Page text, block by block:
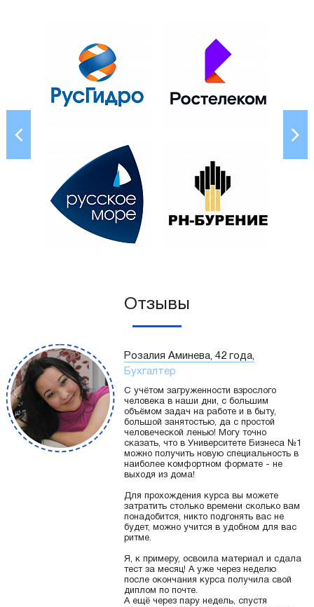
Отзывы
Розалия Аминева, 42 года,
Бухгалтер
С учётом загруженности взрослого
человека в наши дни, с большим
объёмом задач на работе и в быту,
большой занятостью, да с простой
человеческой ленью! Могу точно
сказать, что в Университете Бизнеса №1
можно получить новую специальность в
наиболее комфортном формате - не
выходя из дома!
Для прохождения курса вы можете
затратить столько времени сколько вам
понадобится, никто подгонять вас не
будет, можно учится в удобном для вас
ритме.
Я, к примеру, освоила материал и сдала
тест за месяц! А уже через неделю
после окончания курса получила свой
диплом по почте.
А ещё через пару недель, спустя